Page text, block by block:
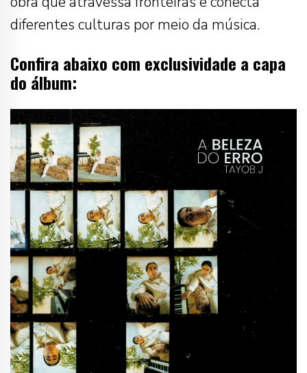
diferentes culturas por meio da música.
Confira abaixo com exclusividade a capa
do álbum: